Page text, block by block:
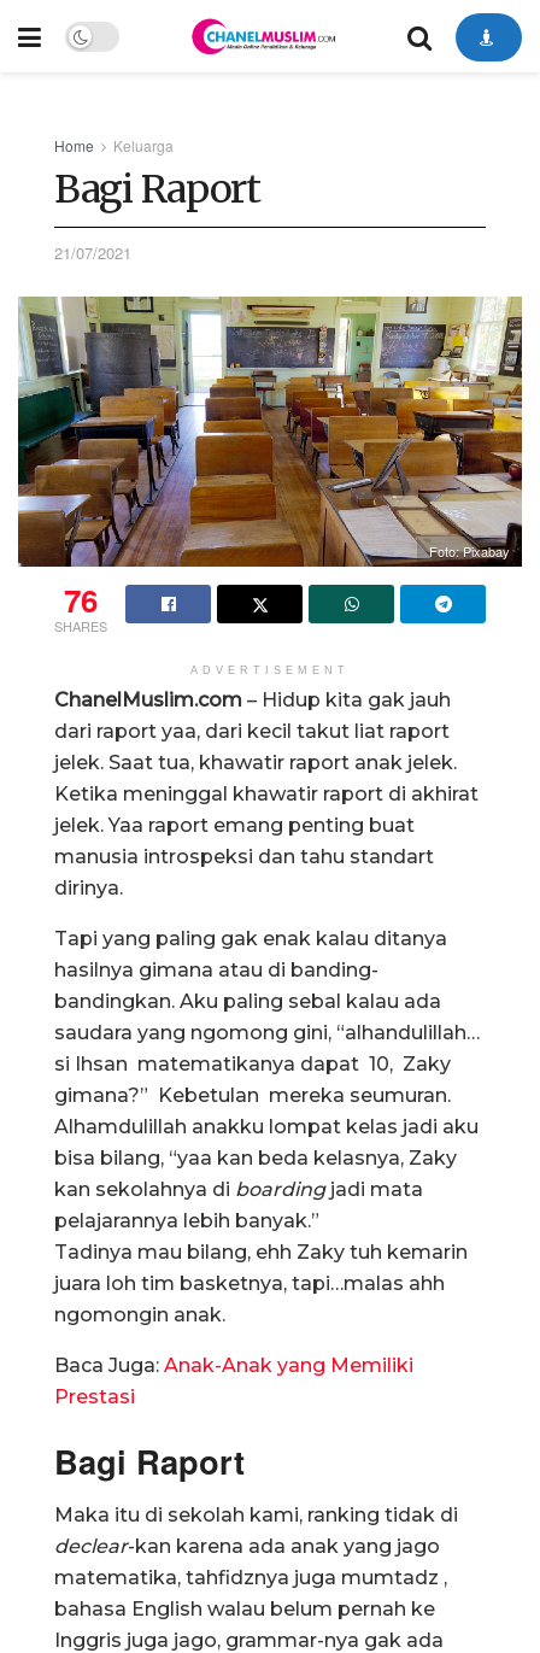
Home Keluarga
Bagi Raport
21/07/2021
Foto: Pixabay
76
SHARES
ADVERTISEMENT
ChanelMuslim.com – Hidup kita gak jauh
dari raport yaa, dari kecil takut liat raport
jelek. Saat tua, khawatir raport anak jelek.
Ketika meninggal khawatir raport di akhirat
jelek. Yaa raport emang penting buat
manusia introspeksi dan tahu standart
dirinya.
Tapi yang paling gak enak kalau ditanya
hasilnya gimana atau di banding-
bandingkan. Aku paling sebal kalau ada
saudara yang ngomong gini, “alhandulillah…
si Ihsan matematikanya dapat 10, Zaky
gimana?” Kebetulan mereka seumuran.
Alhamdulillah anakku lompat kelas jadi aku
bisa bilang, “yaa kan beda kelasnya, Zaky
kan sekolahnya di boardingjadi mata
pelajarannya lebih banyak.”
Tadinya mau bilang, ehh Zaky tuh kemarin
juara loh tim basketnya, tapi…malas ahh
ngomongin anak.
Baca Juga: Anak-Anak yang Memiliki
Prestasi
Bagi Raport
Maka itu di sekolah kami, ranking tidak di
declear-kan karena ada anak yang jago
matematika, tahfidznya juga mumtadz ,
bahasa English walau belum pernah ke
Inggris juga jago, grammar-nya gak ada